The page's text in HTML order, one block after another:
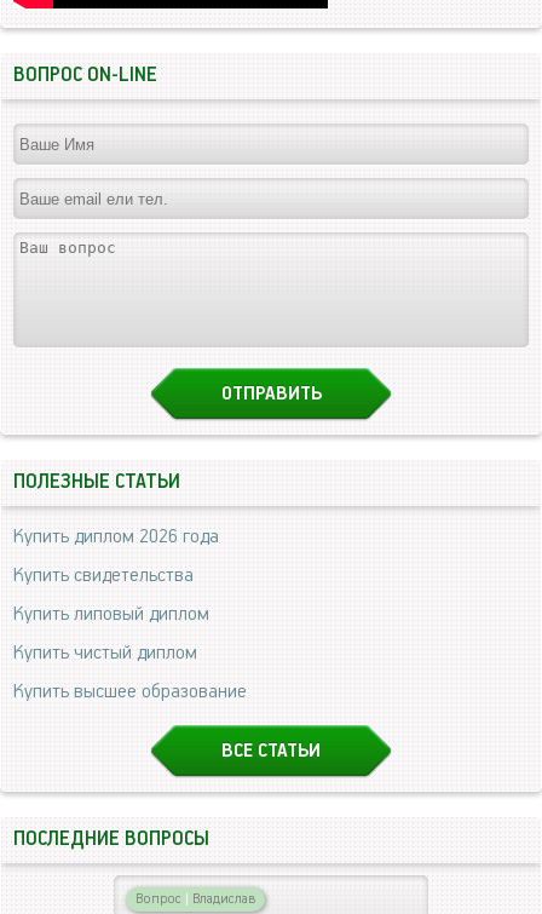
ВОПРОС ON-LINE
ПОЛЕЗНЫЕ СТАТЬИ
Купить диплом 2026 года
Купить свидетельства
Купить липовый диплом
Купить чистый диплом
Купить высшее образование
ВСЕ СТАТЬИ
ПОСЛЕДНИЕ ВОПРОСЫ
Вопрос | Владислав